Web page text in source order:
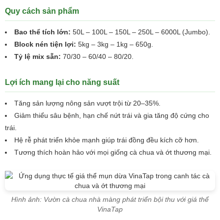
Quy cách sản phẩm
Bao thể tích lớn: 50L – 100L – 150L – 250L – 6000L (Jumbo).
Block nén tiện lợi: 5kg – 3kg – 1kg – 650g.
Tỷ lệ mix sẵn: 70/30 – 60/40 – 80/20.
Lợi ích mang lại cho năng suất
Tăng sản lượng nông sản vượt trội từ 20–35%.
Giảm thiểu sâu bệnh, hạn chế nứt trái và gia tăng độ cứng cho
trái.
Hệ rễ phát triển khỏe mạnh giúp trái đồng đều kích cỡ hơn.
Tương thích hoàn hảo với mọi giống cà chua và ớt thương mại.
Hình ảnh: Vườn cà chua nhà màng phát triển bội thu với giá thể
VinaTap